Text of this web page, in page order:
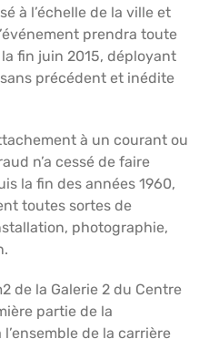
à l’échelle de la ville et
prendra toute
fin juin 2015, déployant
précédent et inédite
à un courant ou
n’a cessé de faire
la fin des années 1960,
toutes sortes de
photographie,
de la Galerie 2 du Centre
partie de la
de la carrière